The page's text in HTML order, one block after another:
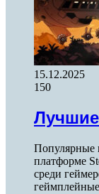
15.12.2025
150
Популярные
платформе
среди